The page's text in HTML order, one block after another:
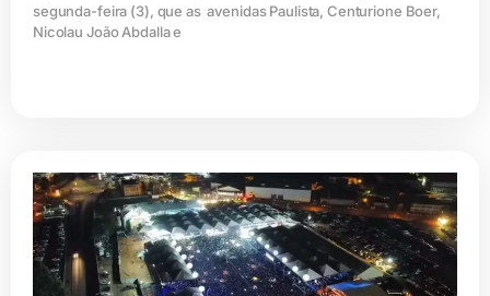
segunda-feira (3), que as avenidas Paulista, Centurione Boer,
Nicolau João Abdalla e